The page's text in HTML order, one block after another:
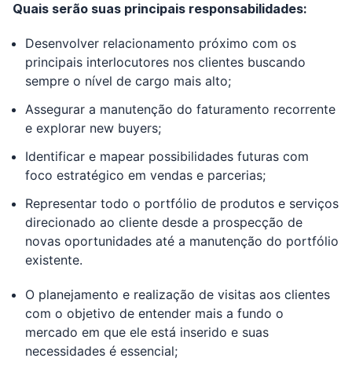
Quais serão suas principais responsabilidades:
Desenvolver relacionamento próximo com os
principais interlocutores nos clientes buscando
sempre o nível de cargo mais alto;
Assegurar a manutenção do faturamento recorrente
e explorar new buyers;
Identificar e mapear possibilidades futuras com
foco estratégico em vendas e parcerias;
Representar todo o portfólio de produtos e serviços
direcionado ao cliente desde a prospecção de
novas oportunidades até a manutenção do portfólio
existente.
O planejamento e realização de visitas aos clientes
com o objetivo de entender mais a fundo o
mercado em que ele está inserido e suas
necessidades é essencial;